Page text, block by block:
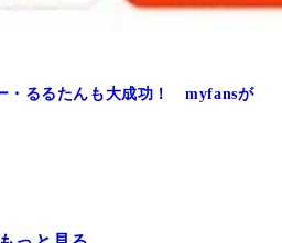
・るるたんも大成功！ myfansが